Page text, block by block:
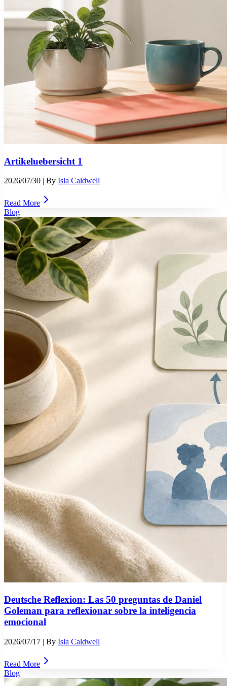
Artikeluebersicht 1
2026/07/30 | By Isla Caldwell
Read More
Blog
Deutsche Reflexion: Las 50 preguntas de Daniel
Goleman para reflexionar sobre la inteligencia
emocional
2026/07/17 | By Isla Caldwell
Read More
Blog